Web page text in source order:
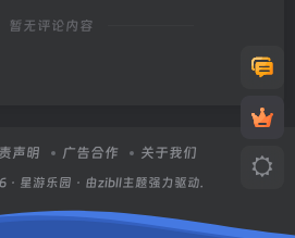
暂无评论内容
声明 广告合作 关于我们
· 星游乐园 · 由zibll主题强力驱动.